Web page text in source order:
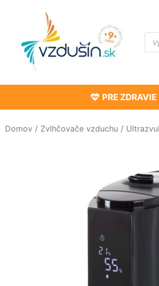
PRE ZDRAVIE
Domov / Zvlhčovače vzduchu /